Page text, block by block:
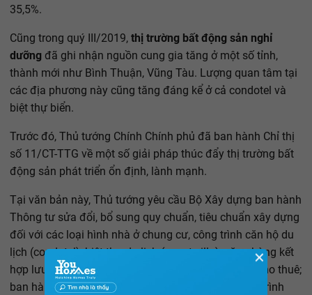
35,5%.
Cũng trong quý III/2019, thị trường bất động sản nghỉ
dưỡng đã ghi nhận nguồn cung gia tăng ở một số tỉnh,
thành mới như Bình Thuận, Vũng Tàu. Lượng quan tâm tại
các địa phương này cũng tăng đáng kể ở cả condotel và
biệt thự biển.
Trước đó, Thủ tướng Chính Chính phủ đã ban hành Chỉ thị
số 11/CT-TTG về một số giải pháp thúc đẩy thị trường bất
động sản phát triển ổn định, lành mạnh.
Tại văn bản này, Thủ tướng yêu cầu Bộ Xây dựng ban hành
Thông tư sửa đổi, bổ sung quy chuẩn, tiêu chuẩn xây dựng
đối với các loại hình nhà ở chung cư, công trình căn hộ du
lịch (condotel), biệt thự du lịch (resort villa), văn phòng kết
hợp lưu trú ngắn hạn (officetel); nhà trọ, phòng trọ cho thuê;
ban hành quy chế quản lý, vận hành loại hình công trình
✕